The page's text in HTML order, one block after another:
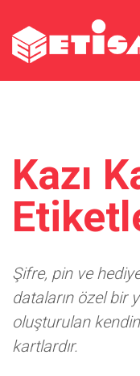
Kazı
Şifre, pin ve
dataların özel bir
oluşturulan
kartlardır.